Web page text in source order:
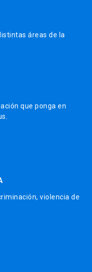
áreas de la
que ponga en
violencia de